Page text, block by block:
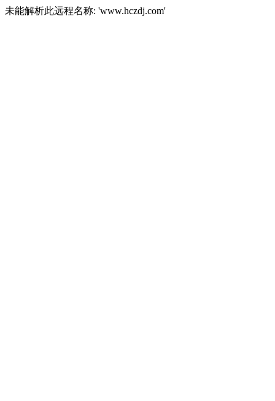
未能解析此远程名称: 'www.hczdj.com'